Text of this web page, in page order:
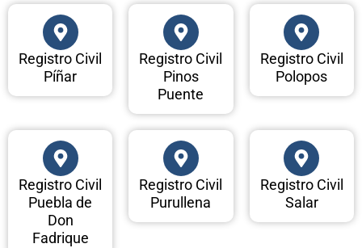
Registro Civil
Píñar
Registro Civil
Pinos
Puente
Registro Civil
Polopos
Registro Civil
Puebla de
Don
Fadrique
Registro Civil
Purullena
Registro Civil
Salar